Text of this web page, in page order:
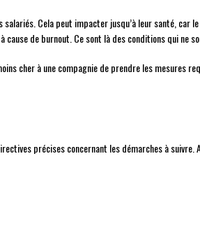
salariés. Cela peut impacter jusqu’à leur santé,
de burnout. Ce sont là des conditions qui ne
cher à une compagnie de prendre les mesures
précises concernant les démarches à suivre.